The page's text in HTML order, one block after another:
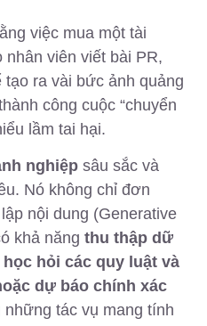
việc mua một tài
nhân viên viết bài PR,
tạo ra vài bức ảnh quảng
công cuộc “chuyển
lầm tai hại.
nghiệp sâu sắc và
Nó không chỉ đơn
nội dung (Generative
khả năng thu thập dữ
hỏi các quy luật và
dự báo chính xác
tác vụ mang tính